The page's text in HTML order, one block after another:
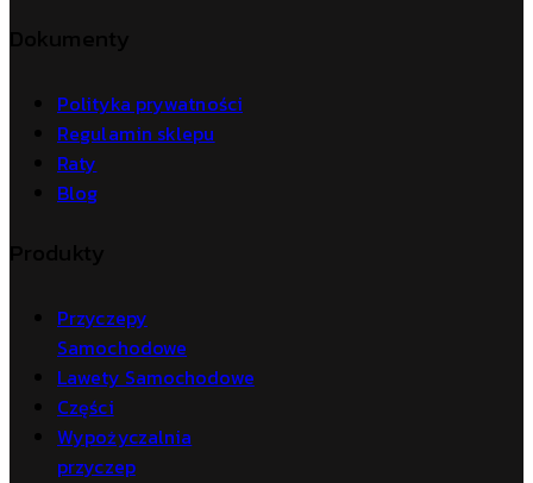
Polityka prywatności
Regulamin sklepu
Raty
Blog
Przyczepy
Samochodowe
Lawety Samochodowe
Części
Wypożyczalnia
przyczep